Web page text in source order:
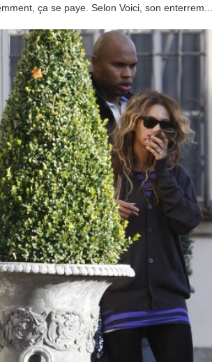
ça se paye. Selon Voici, son enterrem...